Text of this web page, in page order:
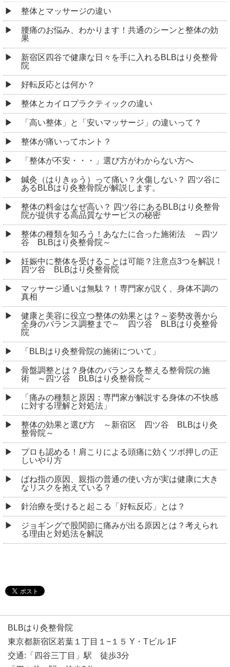
整体とマッサージの違い
腰痛のお悩み、わかります！共通のシーンと整体の効
果
新宿区四谷で健康な日々を手に入れるBLBはり灸整骨
院
好転反応とは何か？
整体とカイロプラクティックの違い
「高い整体」と「安いマッサージ」の違いって？
整体が痛いってホント？
「整体が不安・・・」選び方がわからない方へ
鍼灸（はりきゅう）って痛い？火傷しない？ 四ツ谷に
あるBLBはり灸整骨院が解説します。
整体の料金はなぜ高い？ 四ツ谷にあるBLBはり灸整骨
院が提供する高品質なサービスの秘密
整体の種類を知ろう！あなたに合った施術法 ～四ツ
谷 BLBはり灸整骨院～
妊娠中に整体を受けることは可能？注意点3つを解説！
四ツ谷 BLBはり灸整骨院
マッサージ通いは無駄？！専門家が説く、身体不調の
真相
健康と美容に役立つ整体の効果とは？～姿勢改善から
全身のバランス調整まで～ 四ツ谷 BLBはり灸整骨
院
「BLBはり灸整骨院の施術について」
骨盤調整とは？身体のバランスを整える整骨院の施
術 ～四ツ谷 BLBはり灸整骨院～
「痛みの種類と原因：専門家が解説する身体の不快感
に対する理解と対処法」
整体の効果と選び方 ～新宿区 四ツ谷 BLBはり灸
整骨院～
プロも認める！肩こりによる頭痛に効くツボ押しの正
しいやり方
ばね指の原因、親指の普通の使い方が実は健康に大き
なリスクを抱えている？
針治療を受けると起こる「好転反応」とは？
ジョギングで股関節に痛みが出る原因とは？考えられ
る理由と対処法を解説
BLBはり灸整骨院
東京都新宿区若葉１丁目１−１５ Y・Tビル 1F
交通:「四谷三丁目」駅 徒歩3分